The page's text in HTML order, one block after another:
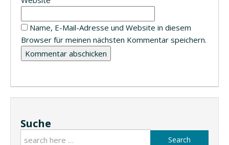
Name, E-Mail-Adresse und Website in diesem
Browser für meinen nächsten Kommentar speichern.
Suche
Search